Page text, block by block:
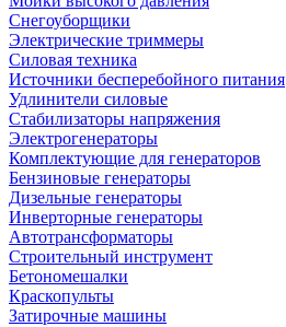
Снегоуборщики
Электрические триммеры
Силовая техника
Источники бесперебойного питания
Удлинители силовые
Стабилизаторы напряжения
Электрогенераторы
Комплектующие для генераторов
Бензиновые генераторы
Дизельные генераторы
Инверторные генераторы
Автотрансформаторы
Строительный инструмент
Бетономешалки
Краскопульты
Затирочные машины